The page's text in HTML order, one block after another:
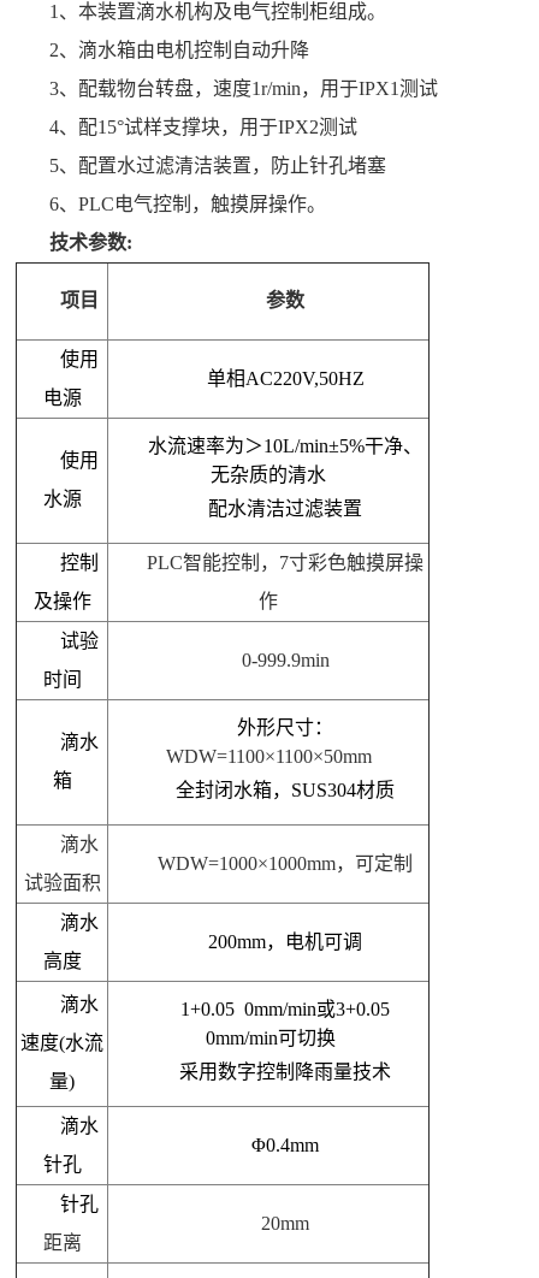
1、本装置滴水机构及电气控制柜组成。
2、滴水箱由电机控制自动升降
3、配载物台转盘，速度1r/min，用于IPX1测试
4、配15°试样支撑块，用于IPX2测试
5、配置水过滤清洁装置，防止针孔堵塞
6、PLC电气控制，触摸屏操作。
技术参数:
项目 参数
使用
电源
单相AC220V,50HZ
使用
水源
水流速率为＞10L/min±5%干净、
无杂质的清水
配水清洁过滤装置
控制
及操作
PLC智能控制 ， 7寸彩色触摸屏操
作
试验
时间
0-999.9min
滴水
箱
外形尺寸：
WDW=1100×1100×50mm
全封闭水箱，SUS304材质
滴水
试验面积
WDW=1000×1000mm， 可定制
滴水
高度
200mm，电机可调
滴水
速度(水流
量)
1+0.05 0mm/min或3+0.05
0mm/min可切换
采用数字控制降雨量技术
滴水
针孔
Φ0.4mm
针孔
距离
20mm